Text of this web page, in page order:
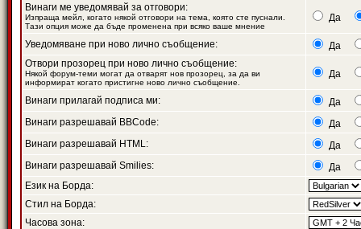
Винаги ме уведомявай за отговори:
Изпраща мейл, когато някой отговори на тема, която сте пуснали.
Тази опция може да бъде променена при всяко ваше мнение
Да
Уведомяване при ново лично съобщение:
Да
Отвори прозорец при ново лично съобщение:
Някой форум-теми могат да отварят нов прозорец, за да ви
информират когато пристигне ново лично съобщение.
Да
Винаги прилагай подписа ми:
Да
Винаги разрешавай BBCode:
Да
Винаги разрешавай HTML:
Да
Винаги разрешавай Smilies:
Да
Език на Борда:
Стил на Борда:
Часова зона: